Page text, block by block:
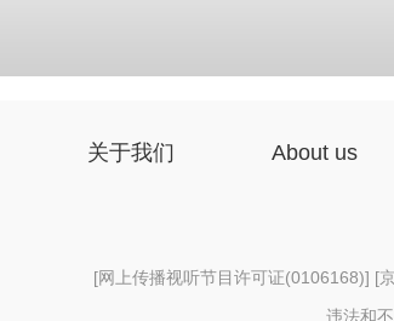
关于我们 About us
[网上传播视听节目许可证(0106168)] [
违法和